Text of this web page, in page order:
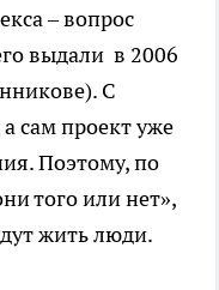
– вопрос
выдали в 2006
С
сам проект уже
Поэтому, по
того или нет»,
жить люди.